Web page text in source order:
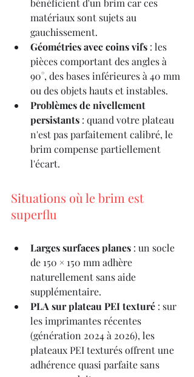
bénéficient d'un brim car ces
matériaux sont sujets au
gauchissement.
Géométries avec coins vifs : les
pièces comportant des angles à
90°, des bases inférieures à 40 mm
ou des objets hauts et instables.
Problèmes de nivellement
persistants : quand votre plateau
n'est pas parfaitement calibré, le
brim compense partiellement
l'écart.
Situations où le brim est
superflu
Larges surfaces planes : un socle
de 150 × 150 mm adhère
naturellement sans aide
supplémentaire.
PLA sur plateau PEI texturé : sur
les imprimantes récentes
(génération 2024 à 2026), les
plateaux PEI texturés offrent une
adhérence quasi parfaite sans